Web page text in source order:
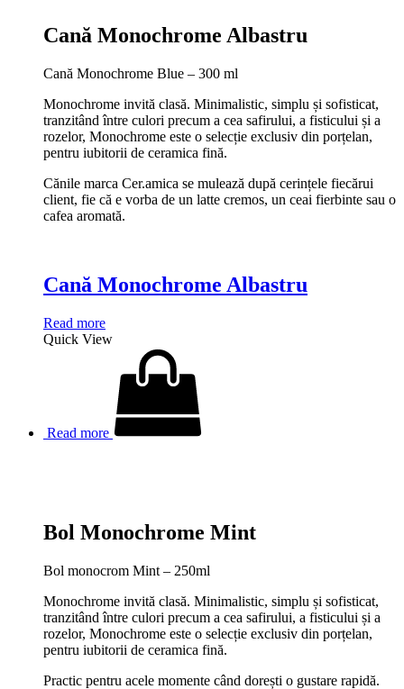
Cană Monochrome Albastru
Cană Monochrome Blue – 300 ml
Monochrome invită clasă. Minimalistic, simplu și sofisticat,
tranzitând între culori precum a cea safirului, a fisticului și a
rozelor, Monochrome este o selecție exclusiv din porțelan,
pentru iubitorii de ceramica fină.
Cănile marca Cer.amica se mulează după cerințele fiecărui
client, fie că e vorba de un latte cremos, un ceai fierbinte sau o
cafea aromată.
Cană Monochrome Albastru
Read more
Quick View
Read more
Bol Monochrome Mint
Bol monocrom Mint – 250ml
Monochrome invită clasă. Minimalistic, simplu și sofisticat,
tranzitând între culori precum a cea safirului, a fisticului și a
rozelor, Monochrome este o selecție exclusiv din porțelan,
pentru iubitorii de ceramica fină.
Practic pentru acele momente când dorești o gustare rapidă.